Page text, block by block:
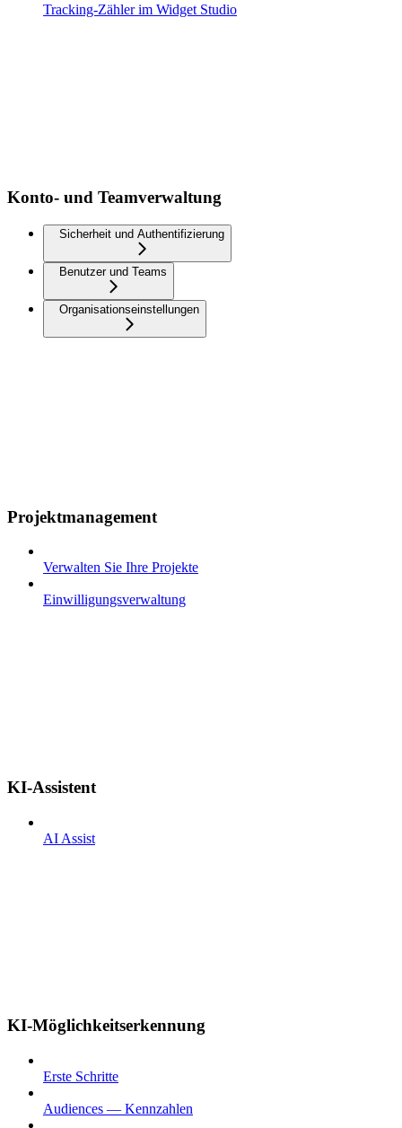
Tracking-Zähler im Widget Studio
Konto- und Teamverwaltung
Sicherheit und Authentifizierung
Benutzer und Teams
Organisationseinstellungen
Projektmanagement
Verwalten Sie Ihre Projekte
Einwilligungsverwaltung
KI-Assistent
AI Assist
KI-Möglichkeitserkennung
Erste Schritte
Audiences — Kennzahlen